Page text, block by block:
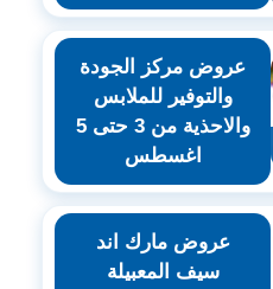
عروض مركز الجودة
والتوفير للملابس
والاحذية من 3 حتى 5
اغسطس
عروض مارك اند
سيف المعبيلة